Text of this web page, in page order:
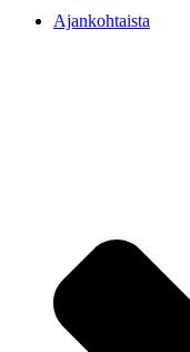
Ajankohtaista